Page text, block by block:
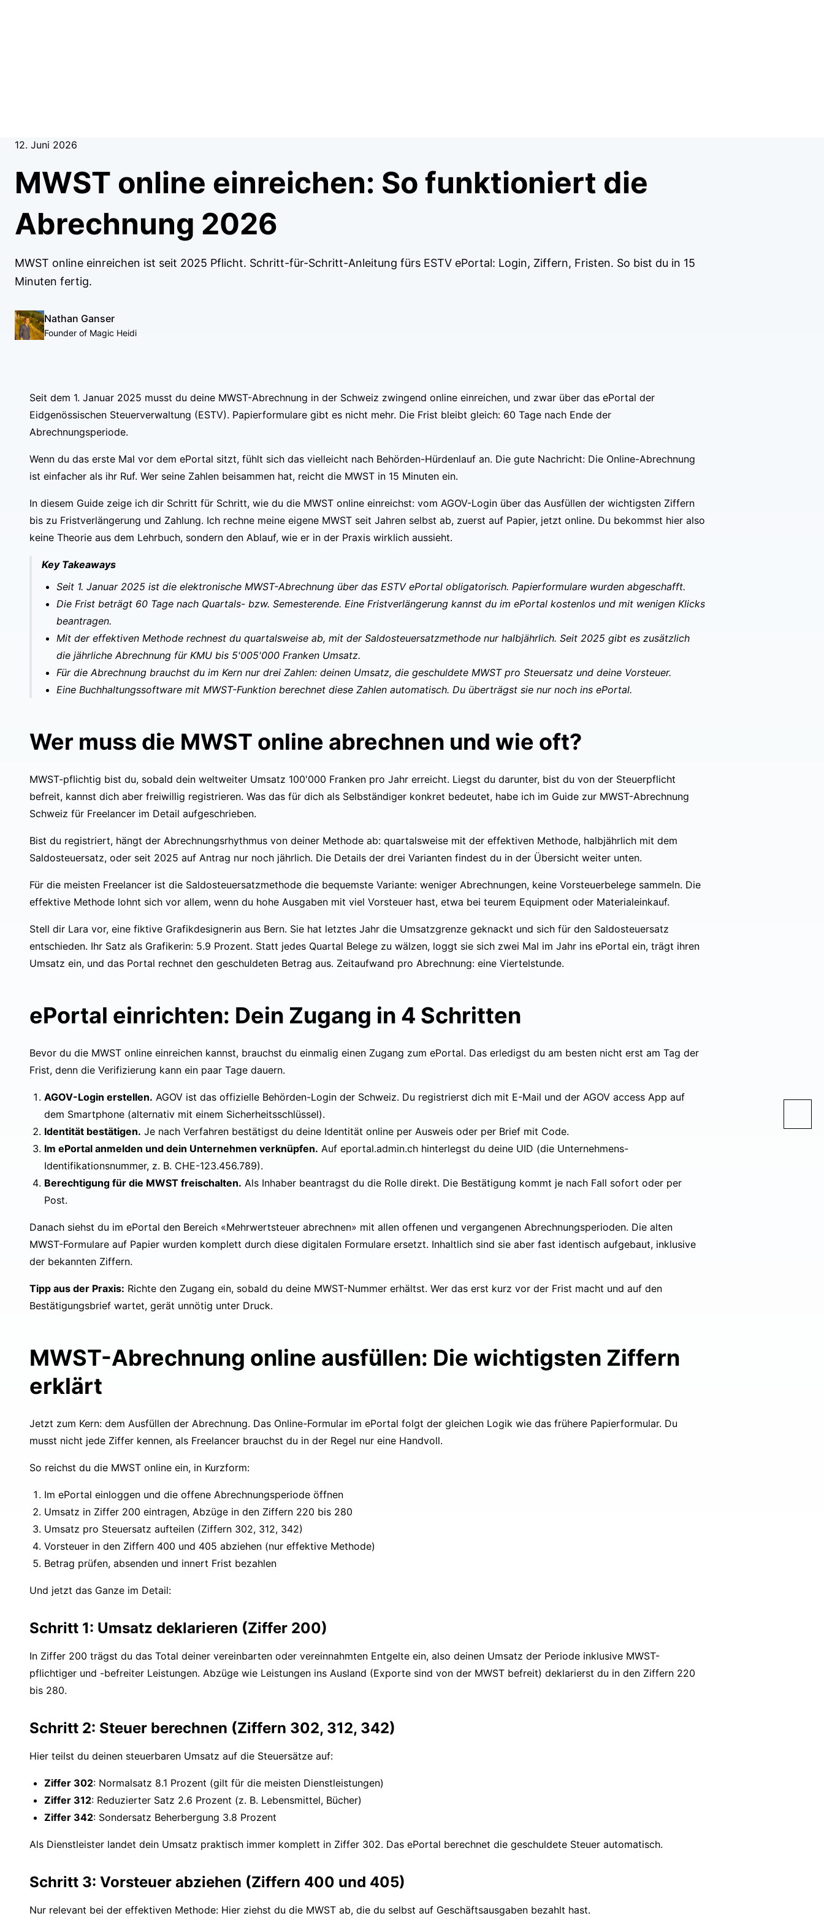
12. Juni 2026
MWST online einreichen: So funktioniert die
Abrechnung 2026
MWST online einreichen ist seit 2025 Pflicht. Schritt-für-Schritt-Anleitung fürs ESTV ePortal: Login, Ziffern, Fristen. So bist du in 15
Minuten fertig.
Nathan Ganser
Founder of Magic Heidi
Seit dem 1. Januar 2025 musst du deine MWST-Abrechnung in der Schweiz zwingend online einreichen, und zwar über das ePortal der
Eidgenössischen Steuerverwaltung (ESTV). Papierformulare gibt es nicht mehr. Die Frist bleibt gleich: 60 Tage nach Ende der
Abrechnungsperiode.
Wenn du das erste Mal vor dem ePortal sitzt, fühlt sich das vielleicht nach Behörden-Hürdenlauf an. Die gute Nachricht: Die Online-Abrechnung
ist einfacher als ihr Ruf. Wer seine Zahlen beisammen hat, reicht die MWST in 15 Minuten ein.
In diesem Guide zeige ich dir Schritt für Schritt, wie du die MWST online einreichst: vom AGOV-Login über das Ausfüllen der wichtigsten Ziffern
bis zu Fristverlängerung und Zahlung. Ich rechne meine eigene MWST seit Jahren selbst ab, zuerst auf Papier, jetzt online. Du bekommst hier also
keine Theorie aus dem Lehrbuch, sondern den Ablauf, wie er in der Praxis wirklich aussieht.
Key Takeaways
Seit 1. Januar 2025 ist die elektronische MWST-Abrechnung über das ESTV ePortal obligatorisch. Papierformulare wurden abgeschafft.
Die Frist beträgt 60 Tage nach Quartals- bzw. Semesterende. Eine Fristverlängerung kannst du im ePortal kostenlos und mit wenigen Klicks
beantragen.
Mit der effektiven Methode rechnest du quartalsweise ab, mit der Saldosteuersatzmethode nur halbjährlich. Seit 2025 gibt es zusätzlich
die jährliche Abrechnung für KMU bis 5'005'000 Franken Umsatz.
Für die Abrechnung brauchst du im Kern nur drei Zahlen: deinen Umsatz, die geschuldete MWST pro Steuersatz und deine Vorsteuer.
Eine Buchhaltungssoftware mit MWST-Funktion berechnet diese Zahlen automatisch. Du überträgst sie nur noch ins ePortal.
Wer muss die MWST online abrechnen und wie oft?
MWST-pflichtig bist du, sobald dein weltweiter Umsatz 100'000 Franken pro Jahr erreicht. Liegst du darunter, bist du von der Steuerpflicht
befreit, kannst dich aber freiwillig registrieren. Was das für dich als Selbständiger konkret bedeutet, habe ich im Guide zur MWST-Abrechnung
Schweiz für Freelancer im Detail aufgeschrieben.
Bist du registriert, hängt der Abrechnungsrhythmus von deiner Methode ab: quartalsweise mit der effektiven Methode, halbjährlich mit dem
Saldosteuersatz, oder seit 2025 auf Antrag nur noch jährlich. Die Details der drei Varianten findest du in der Übersicht weiter unten.
Für die meisten Freelancer ist die Saldosteuersatzmethode die bequemste Variante: weniger Abrechnungen, keine Vorsteuerbelege sammeln. Die
effektive Methode lohnt sich vor allem, wenn du hohe Ausgaben mit viel Vorsteuer hast, etwa bei teurem Equipment oder Materialeinkauf.
Stell dir Lara vor, eine fiktive Grafikdesignerin aus Bern. Sie hat letztes Jahr die Umsatzgrenze geknackt und sich für den Saldosteuersatz
entschieden. Ihr Satz als Grafikerin: 5.9 Prozent. Statt jedes Quartal Belege zu wälzen, loggt sie sich zwei Mal im Jahr ins ePortal ein, trägt ihren
Umsatz ein, und das Portal rechnet den geschuldeten Betrag aus. Zeitaufwand pro Abrechnung: eine Viertelstunde.
ePortal einrichten: Dein Zugang in 4 Schritten
Bevor du die MWST online einreichen kannst, brauchst du einmalig einen Zugang zum ePortal. Das erledigst du am besten nicht erst am Tag der
Frist, denn die Verifizierung kann ein paar Tage dauern.
AGOV-Login erstellen. AGOV ist das offizielle Behörden-Login der Schweiz. Du registrierst dich mit E-Mail und der AGOV access App auf
dem Smartphone (alternativ mit einem Sicherheitsschlüssel).
Identität bestätigen. Je nach Verfahren bestätigst du deine Identität online per Ausweis oder per Brief mit Code.
Im ePortal anmelden und dein Unternehmen verknüpfen. Auf eportal.admin.ch hinterlegst du deine UID (die Unternehmens-
Identifikationsnummer, z. B. CHE-123.456.789).
Berechtigung für die MWST freischalten. Als Inhaber beantragst du die Rolle direkt. Die Bestätigung kommt je nach Fall sofort oder per
Post.
Danach siehst du im ePortal den Bereich «Mehrwertsteuer abrechnen» mit allen offenen und vergangenen Abrechnungsperioden. Die alten
MWST-Formulare auf Papier wurden komplett durch diese digitalen Formulare ersetzt. Inhaltlich sind sie aber fast identisch aufgebaut, inklusive
der bekannten Ziffern.
Tipp aus der Praxis: Richte den Zugang ein, sobald du deine MWST-Nummer erhältst. Wer das erst kurz vor der Frist macht und auf den
Bestätigungsbrief wartet, gerät unnötig unter Druck.
MWST-Abrechnung online ausfüllen: Die wichtigsten Ziffern
erklärt
Jetzt zum Kern: dem Ausfüllen der Abrechnung. Das Online-Formular im ePortal folgt der gleichen Logik wie das frühere Papierformular. Du
musst nicht jede Ziffer kennen, als Freelancer brauchst du in der Regel nur eine Handvoll.
So reichst du die MWST online ein, in Kurzform:
Im ePortal einloggen und die offene Abrechnungsperiode öffnen
Umsatz in Ziffer 200 eintragen, Abzüge in den Ziffern 220 bis 280
Umsatz pro Steuersatz aufteilen (Ziffern 302, 312, 342)
Vorsteuer in den Ziffern 400 und 405 abziehen (nur effektive Methode)
Betrag prüfen, absenden und innert Frist bezahlen
Und jetzt das Ganze im Detail:
Schritt 1: Umsatz deklarieren (Ziffer 200)
In Ziffer 200 trägst du das Total deiner vereinbarten oder vereinnahmten Entgelte ein, also deinen Umsatz der Periode inklusive MWST-
pflichtiger und -befreiter Leistungen. Abzüge wie Leistungen ins Ausland (Exporte sind von der MWST befreit) deklarierst du in den Ziffern 220
bis 280.
Schritt 2: Steuer berechnen (Ziffern 302, 312, 342)
Hier teilst du deinen steuerbaren Umsatz auf die Steuersätze auf:
Ziffer 302: Normalsatz 8.1 Prozent (gilt für die meisten Dienstleistungen)
Ziffer 312: Reduzierter Satz 2.6 Prozent (z. B. Lebensmittel, Bücher)
Ziffer 342: Sondersatz Beherbergung 3.8 Prozent
Als Dienstleister landet dein Umsatz praktisch immer komplett in Ziffer 302. Das ePortal berechnet die geschuldete Steuer automatisch.
Schritt 3: Vorsteuer abziehen (Ziffern 400 und 405)
Nur relevant bei der effektiven Methode: Hier ziehst du die MWST ab, die du selbst auf Geschäftsausgaben bezahlt hast.